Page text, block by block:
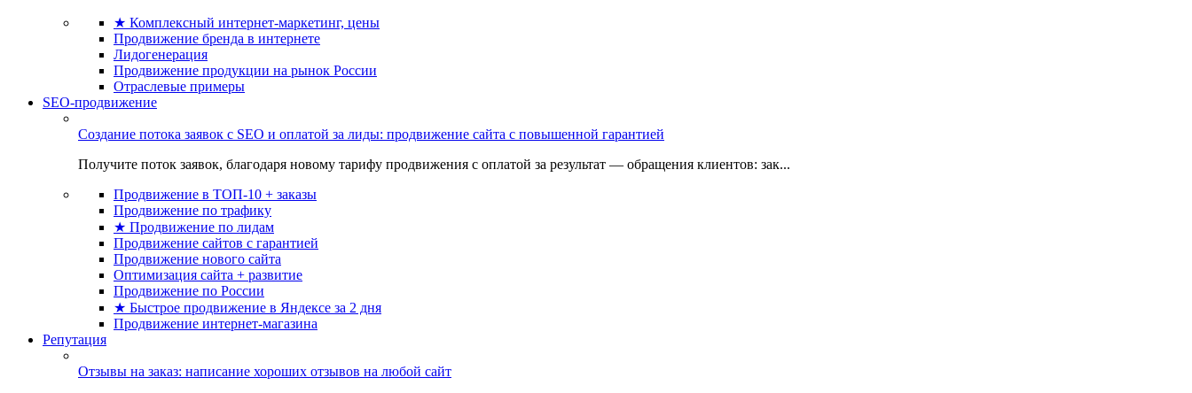
★ Комплексный интернет-маркетинг, цены
Продвижение бренда в интернете
Лидогенерация
Продвижение продукции на рынок России
Отраслевые примеры
SEO-продвижение
Создание потока заявок с SEO и оплатой за лиды: продвижение сайта с повышенной гарантией
Получите поток заявок, благодаря новому тарифу продвижения с оплатой за результат — обращения клиентов: зак...
Продвижение в ТОП-10 + заказы
Продвижение по трафику
★ Продвижение по лидам
Продвижение сайтов с гарантией
Продвижение нового сайта
Оптимизация сайта + развитие
Продвижение по России
★ Быстрое продвижение в Яндексе за 2 дня
Продвижение интернет-магазина
Репутация
Отзывы на заказ: написание хороших отзывов на любой сайт